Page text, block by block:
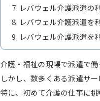
レバウェル介護派遣の
レバウェル介護派遣を
レバウェル介護派遣を
介護・福祉の現場で派遣で
しかし、数多くある派遣サ
特に、初めて介護の仕事に